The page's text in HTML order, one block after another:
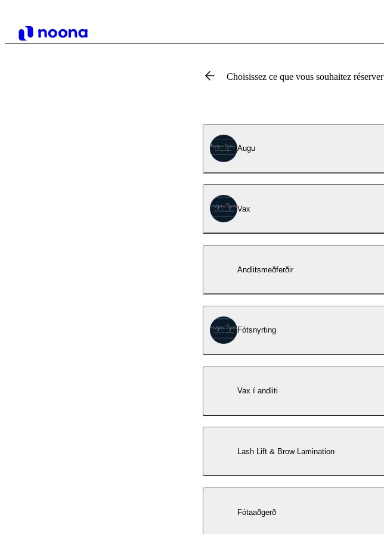
Choisissez ce que vous souhaitez réserver
Augu
Vax
Andlitsmeðferðir
Fótsnyrting
Vax í andliti
Lash Lift & Brow Lamination
Fótaaðgerð